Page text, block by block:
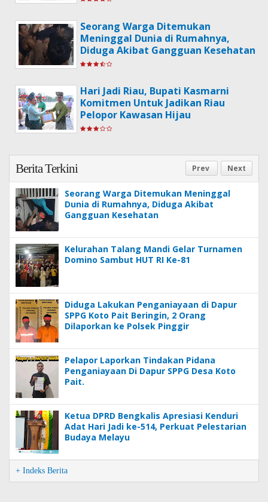
Seorang Warga Ditemukan
Meninggal Dunia di Rumahnya,
Diduga Akibat Gangguan Kesehatan
Hari Jadi Riau, Bupati Kasmarni
Komitmen Untuk Jadikan Riau
Pelopor Kawasan Hijau
Prev Next
Berita Terkini
Seorang Warga Ditemukan Meninggal
Dunia di Rumahnya, Diduga Akibat
Gangguan Kesehatan
Kelurahan Talang Mandi Gelar Turnamen
Domino Sambut HUT RI Ke-81
Diduga Lakukan Penganiayaan di Dapur
SPPG Koto Pait Beringin, 2 Orang
Dilaporkan ke Polsek Pinggir
Pelapor Laporkan Tindakan Pidana
Penganiayaan Di Dapur SPPG Desa Koto
Pait.
Ketua DPRD Bengkalis Apresiasi Kenduri
Adat Hari Jadi ke-514, Perkuat Pelestarian
Budaya Melayu
+ Indeks Berita